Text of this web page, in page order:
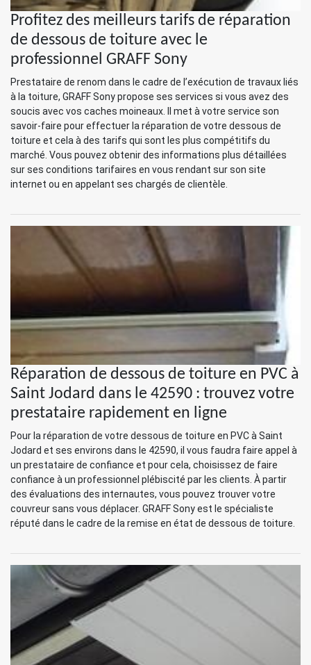
Profitez des meilleurs tarifs de réparation
de dessous de toiture avec le
professionnel GRAFF Sony
Prestataire de renom dans le cadre de l’exécution de travaux liés
à la toiture, GRAFF Sony propose ses services si vous avez des
soucis avec vos caches moineaux. Il met à votre service son
savoir-faire pour effectuer la réparation de votre dessous de
toiture et cela à des tarifs qui sont les plus compétitifs du
marché. Vous pouvez obtenir des informations plus détaillées
sur ses conditions tarifaires en vous rendant sur son site
internet ou en appelant ses chargés de clientèle.
Réparation de dessous de toiture en PVC à
Saint Jodard dans le 42590 : trouvez votre
prestataire rapidement en ligne
Pour la réparation de votre dessous de toiture en PVC à Saint
Jodard et ses environs dans le 42590, il vous faudra faire appel à
un prestataire de confiance et pour cela, choisissez de faire
confiance à un professionnel plébiscité par les clients. À partir
des évaluations des internautes, vous pouvez trouver votre
couvreur sans vous déplacer. GRAFF Sony est le spécialiste
réputé dans le cadre de la remise en état de dessous de toiture.